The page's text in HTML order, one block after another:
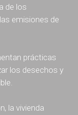
de los
emisiones de
prácticas
los desechos y
la vivienda